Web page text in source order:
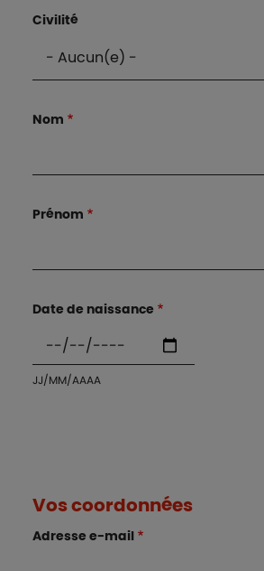
Civilité
Nom
Prénom
Date de naissance
JJ/MM/AAAA
Vos coordonnées
Adresse e-mail